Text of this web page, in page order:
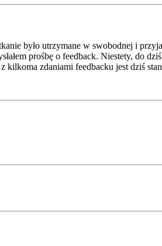
było utrzymane w swobodnej i
prośbę o feedback. Niestety,
kilkoma zdaniami feedbacku jest dziś